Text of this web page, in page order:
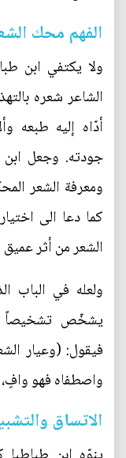
الفهم محك
ولا يكتفي ابن
الشاعر شعره
أدّاه إليه طبعه
جودته. وجعل ابن
ومعرفة الشعر
كما دعا الى
الشعر من أثر
ولعله في الباب
يشخّص تشخيصاً
فيقول: (وعيار
واصطفاه فهو
الاتساق